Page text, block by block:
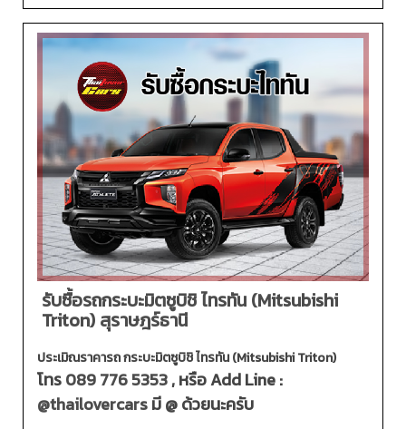
รับซื้อรถกระบะมิตซูบิชิ ไทรทัน (Mitsubishi
Triton) สุราษฎร์ธานี
ประเมิณราคารถ กระบะมิตซูบิชิ ไทรทัน (Mitsubishi Triton)
โทร089 776 5353, หรือ Add Line :
@thailovercarsมี @ ด้วยนะครับ